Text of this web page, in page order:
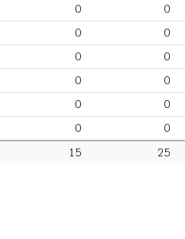
0 0
0 0
0 0
0 0
0 0
0 0
15 25